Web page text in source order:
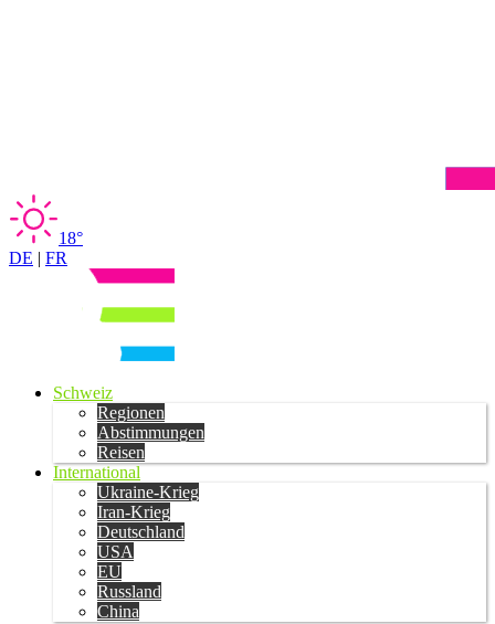
18°
DE | FR
Schweiz
Regionen
Abstimmungen
Reisen
International
Ukraine-Krieg
Iran-Krieg
Deutschland
USA
EU
Russland
China